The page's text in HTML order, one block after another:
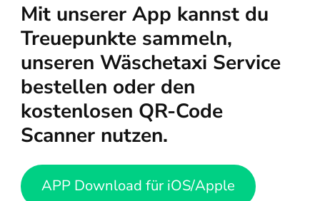
Mit unserer App kannst du
Treuepunkte sammeln,
unseren Wäschetaxi Service
bestellen oder den
kostenlosen QR-Code
Scanner nutzen.
APP Download für iOS/Apple